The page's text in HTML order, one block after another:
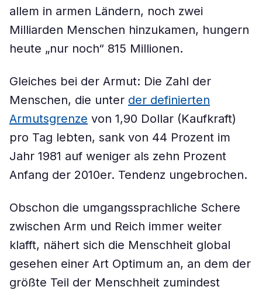
allem in armen Ländern, noch zwei
Milliarden Menschen hinzukamen, hungern
heute „nur noch“ 815 Millionen.
Gleiches bei der Armut: Die Zahl der
Menschen, die unter der definierten
Armutsgrenze von 1,90 Dollar (Kaufkraft)
pro Tag lebten, sank von 44 Prozent im
Jahr 1981 auf weniger als zehn Prozent
Anfang der 2010er. Tendenz ungebrochen.
Obschon die umgangssprachliche Schere
zwischen Arm und Reich immer weiter
klafft, nähert sich die Menschheit global
gesehen einer Art Optimum an, an dem der
größte Teil der Menschheit zumindest